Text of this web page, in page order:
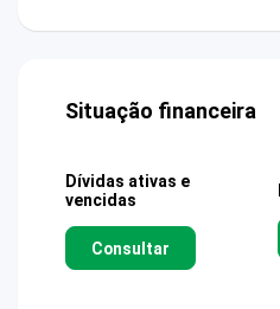
Situação financeira
Dívidas ativas e
vencidas
Consultar